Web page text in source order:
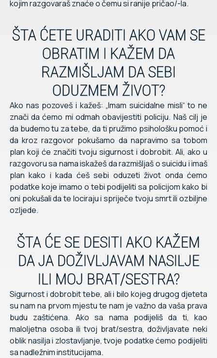
kojim razgovaraš znaće o čemu si ranije pričao/-la.
ŠTA ĆETE URADITI AKO VAM SE
OBRATIM I KAŽEM DA
RAZMIŠLJAM DA SEBI
ODUZMEM ŽIVOT?
Ako nas pozoveš i kažeš: „Imam suicidalne misli“ to ne
znači da ćemo mi odmah obavijestiti policiju. Naš cilj je
da budemo tu za tebe, da ti pružimo psihološku pomoć i
da kroz razgovor pokušamo da napravimo sa tobom
plan koji će značiti tvoju sigurnost i dobrobit. Ali, ako u
razgovoru sa nama iskažeš da razmišljaš o suicidu i imaš
plan kako i kada ćeš sebi oduzeti život onda ćemo
podatke koje imamo o tebi podijeliti sa policijom kako bi
oni pokušali da te lociraju i spriječe tvoju smrt ili ozbiljne
ozljede.
ŠTA ĆE SE DESITI AKO KAŽEM
DA JA DOŽIVLJAVAM NASILJE
ILI MOJ BRAT/SESTRA?
Sigurnost i dobrobit tebe, ali i bilo kojeg drugog djeteta
su nam na prvom mjestu te nam je važno da vaša prava
budu zaštićena. Ako sa nama podijeliš da ti, kao
maloljetna osoba ili tvoj brat/sestra, doživljavate neki
oblik nasilja i zlostavljanje, tvoje podatke ćemo podijeliti
sa nadležnim institucijama.